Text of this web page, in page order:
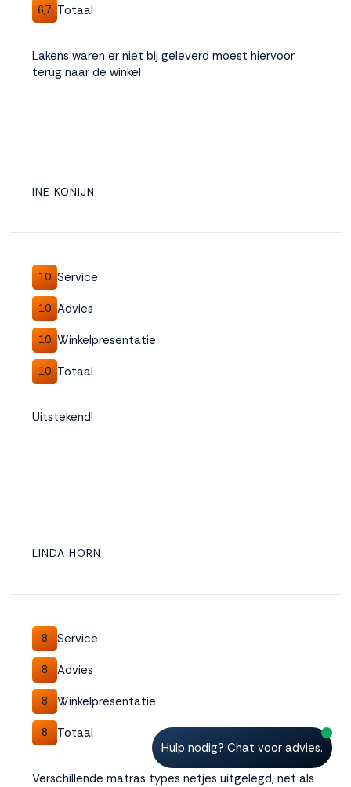
6,7 Totaal
Lakens waren er niet bij geleverd moest hiervoor
terug naar de winkel
INE KONIJN
10 Service
10 Advies
10 Winkelpresentatie
10 Totaal
Uitstekend!
LINDA HORN
8 Service
8 Advies
8 Winkelpresentatie
8 Totaal
Verschillende matras types netjes uitgelegd, net als
Hulp nodig? Chat voor advies.